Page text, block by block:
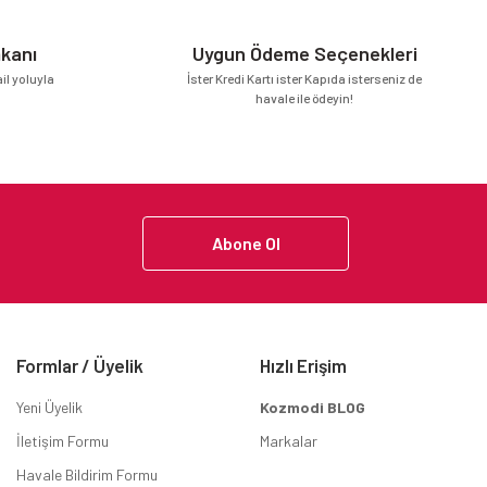
yoluyla
Uygun Ödeme Seçenekleri
İster Kredi Kartı ister Kapıda isterseniz de
havale ile ödeyin!
Abone Ol
Formlar / Üyelik
Yeni Üyelik
İletişim Formu
Havale Bildirim Formu
Hızlı Erişim
Kozmodi BLOG
Markalar